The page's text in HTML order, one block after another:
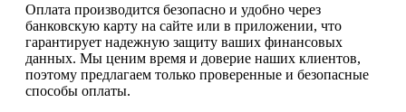
Оплата производится безопасно и удобно через
банковскую карту на сайте или в приложении, что
гарантирует надежную защиту ваших финансовых
данных. Мы ценим время и доверие наших клиентов,
поэтому предлагаем только проверенные и безопасные
способы оплаты.